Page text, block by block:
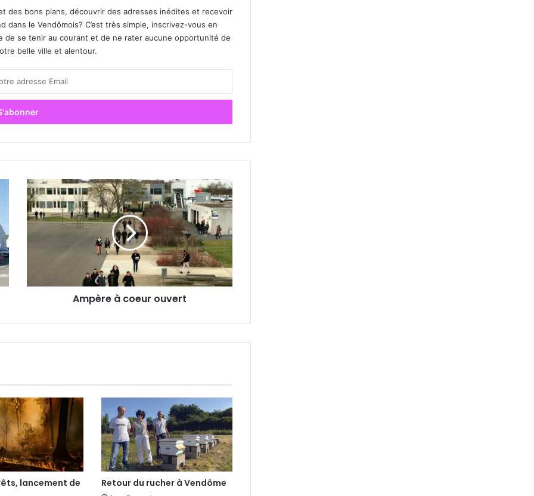
des bons plans, découvrir des adresses inédites et recevoir
le Vendômois? C’est très simple, inscrivez-vous en
de se tenir au courant et de ne rater aucune opportunité de
belle ville et alentour.
A
m
p
è
o
r
r
t
Ampère à coeur ouvert
lancement de
Retour du rucher à Vendôme